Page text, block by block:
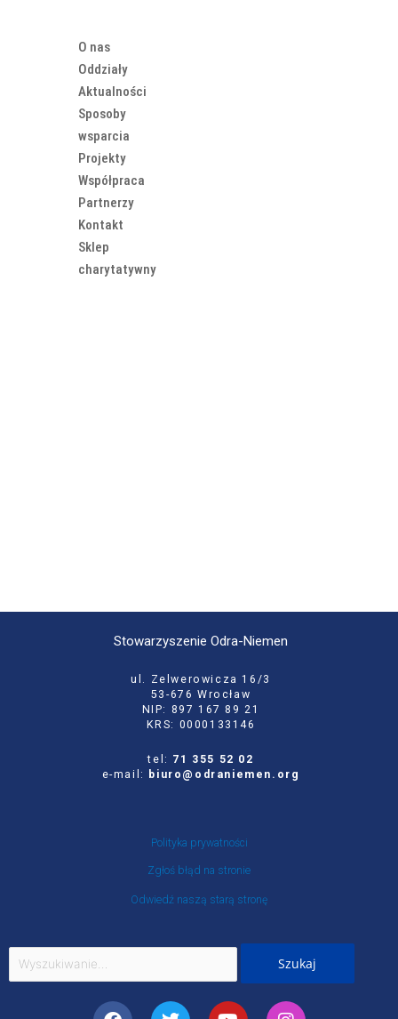
O nas
Oddziały
Aktualności
Sposoby
wsparcia
Projekty
Współpraca
Partnerzy
Kontakt
Sklep
charytatywny
Stowarzyszenie Odra-Niemen
ul. Zelwerowicza 16/3
53-676 Wrocław
NIP: 897 167 89 21
KRS: 0000133146
tel: 71 355 52 02
e-mail:
biuro@odraniemen.org
Polityka prywatności
Zgłoś błąd na stronie
Odwiedź naszą starą stronę
Szukaj
dla:
FacebookTwitterYoutubeInstagram